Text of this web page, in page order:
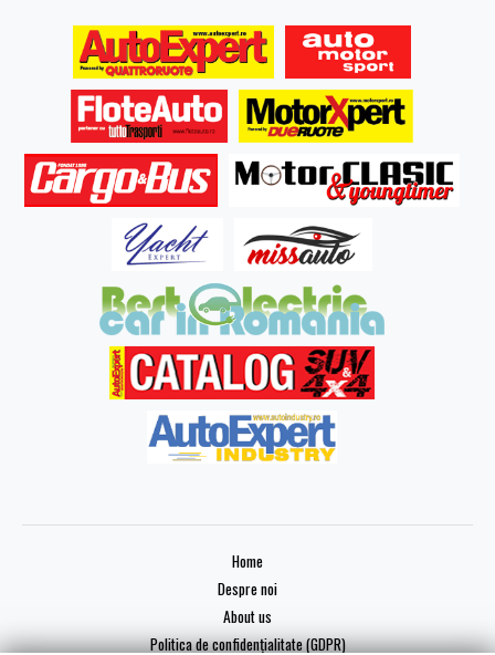
Home
Despre noi
About us
Politica de confidențialitate (GDPR)